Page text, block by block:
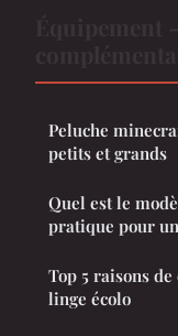
Peluche
petits et grands
Quel est le
pratique pour
Top 5 raisons
linge écolo